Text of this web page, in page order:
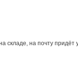
складе, на почту придёт